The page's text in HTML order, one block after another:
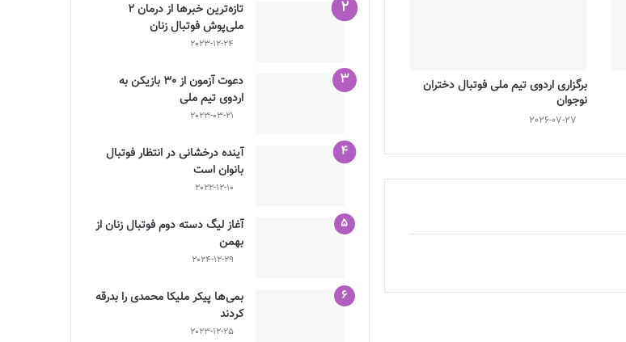
برگزاری اردوی تیم ملی فوتبال دختران
نوجوان
2026-07-27
تازه‌ترین خبرها از درمان ۲
ملی‌پوش فوتبال زنان
2023-12-24
دعوت آزمون از 30 بازیکن به
اردوی تیم ملی
2023-03-21
آینده درخشانی در انتظار فوتبال
بانوان است
2022-12-10
آغاز لیگ دسته دوم فوتبال زنان از
بهمن
2024-12-29
بمی‌ها پیکر ملیکا محمدی را بدرقه
کردند
2023-12-25